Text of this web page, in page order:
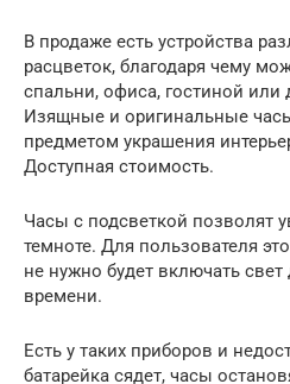
В продаже есть устройства
расцветок, благодаря чему
спальни, офиса, гостиной или
Изящные и оригинальные
предметом украшения
Доступная стоимость.
Часы с подсветкой позволят
темноте. Для пользователя
не нужно будет включать
времени.
Есть у таких приборов и
батарейка сядет, часы